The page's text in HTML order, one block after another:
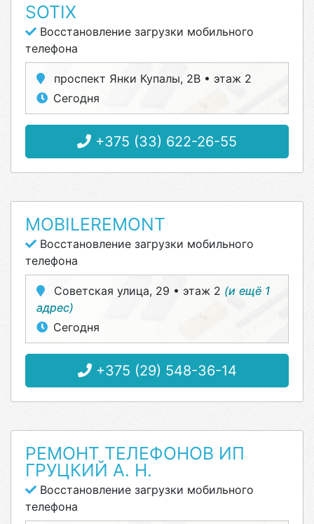
SOTIX
Восстановление загрузки мобильного
телефона
проспект Янки Купалы, 2В • этаж 2
Сегодня
+375 (33) 622-26-55
MOBILEREMONT
Восстановление загрузки мобильного
телефона
Советская улица, 29 • этаж 2 (и ещё 1
адрес)
Сегодня
+375 (29) 548-36-14
РЕМОНТ ТЕЛЕФОНОВ ИП
ГРУЦКИЙ А. Н.
Восстановление загрузки мобильного
телефона